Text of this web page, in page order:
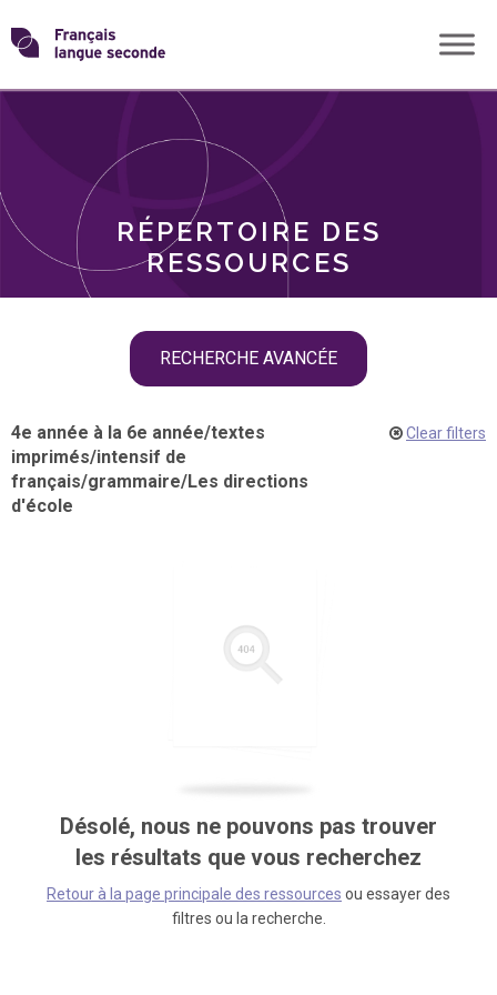
Skip
toTransformons
langue
RÉPERTOIRE DES
RESSOURCES
RECHERCHE AVANCÉE
THÈMES
4e année à la 6e année/textes
imprimés/intensif de
français/grammaire/Les directions
d'école
Clear filters
Désolé, nous ne pouvons pas trouver
les résultats que vous recherchez
Retour à la page principale des ressources ou essayer des
filtres ou la recherche.